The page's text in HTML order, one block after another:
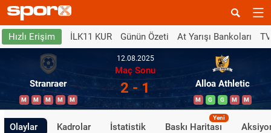
Hızlı Erişim İLK11 KUR Günün Özeti At Yarışı Bankoları
Stranraer
M M M M M
12.08.2025
Maç Sonu
2 - 1 Alloa Athletic
M G G M M
Olaylar Kadrolar İstatistik Baskı Haritası
Yeni